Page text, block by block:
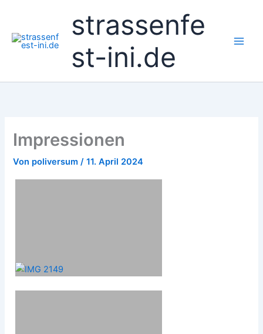
springen
strassenfe
st-ini.de
Impressionen
Von poliversum/11. April 2024